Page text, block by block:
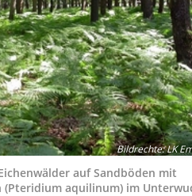
Bildrechte:LK
auf Sandböden mit
aquilinum) im